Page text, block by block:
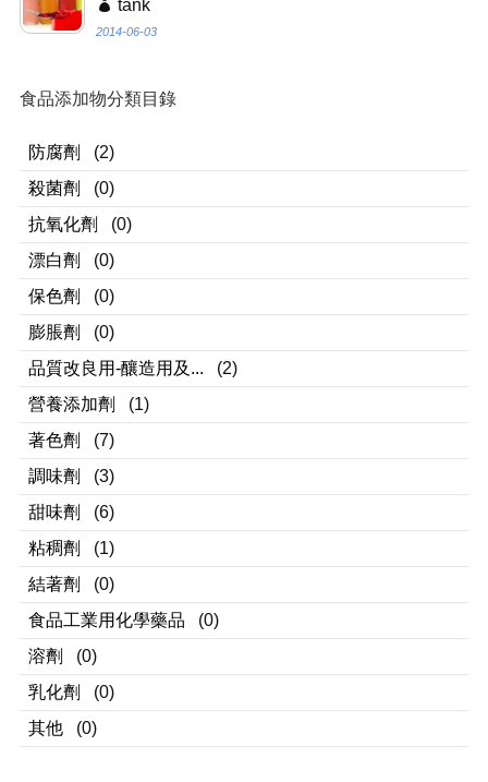
tank
2014-06-03
食品添加物分類目錄
防腐劑
(2)
殺菌劑
(0)
抗氧化劑
(0)
漂白劑
(0)
保色劑
(0)
膨脹劑
(0)
品質改良用-釀造用及...
(2)
營養添加劑
(1)
著色劑
(7)
調味劑
(3)
甜味劑
(6)
粘稠劑
(1)
結著劑
(0)
食品工業用化學藥品
(0)
溶劑
(0)
乳化劑
(0)
其他
(0)